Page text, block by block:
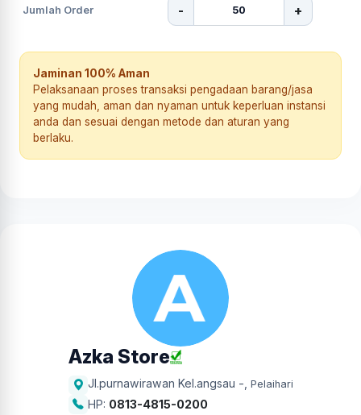
Jumlah Order - +
Jaminan 100% Aman
Pelaksanaan proses transaksi pengadaan barang/jasa
yang mudah, aman dan nyaman untuk keperluan instansi
anda dan sesuai dengan metode dan aturan yang
berlaku.
Azka Store
Jl.purnawirawan Kel.angsau - Pelaihari
HP: 0813-4815-0200